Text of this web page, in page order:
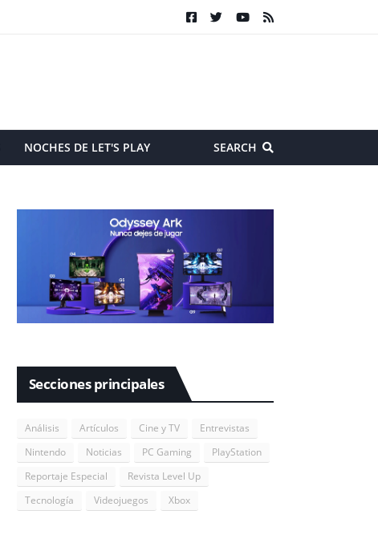
NOCHES DE LET'S PLAY SEARCH
Secciones principales
Análisis Artículos Cine y TV
Entrevistas
Nintendo
Noticias PC Gaming
PlayStation
Reportaje Especial
Revista Level Up
Tecnología
Videojuegos Xbox